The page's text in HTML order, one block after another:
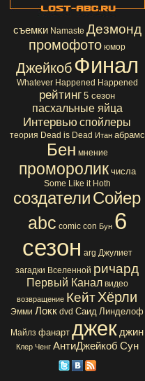
съемки Namaste Дезмонд
промофото юмор
Джейкоб Финал
Whatever Happened Happened
рейтинг 5 сезон
пасхальные яйца
Интервью спойлеры
теория Dead is Dead Итан абрамс
Бен мнение
проморолик числа
Some Like it Hoth
создателиСойер
abc comic con Бун 6
сезон arg Джулиет
загадки Вселенной ричард
Первый Канал видео
возвращение КейтХёрли
Эмми Локк dvd Саид Линделоф
Майлз фанарт джек джин
Клер Ченг АнтиДжейкоб Сун